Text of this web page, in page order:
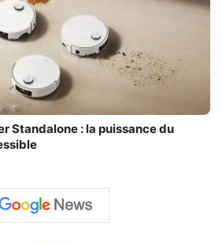
Standalone : la puissance du